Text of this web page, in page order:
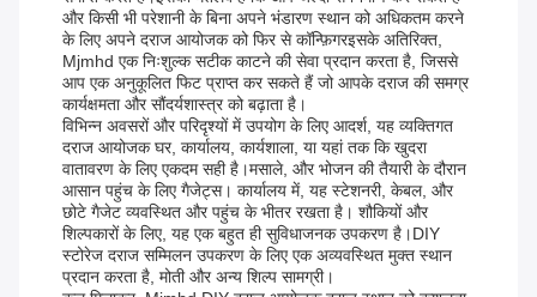
और किसी भी परेशानी के बिना अपने भंडारण स्थान को अधिकतम करने
के लिए अपने दराज आयोजक को फिर से कॉन्फ़िगरइसके अतिरिक्त,
Mjmhd एक निःशुल्क सटीक काटने की सेवा प्रदान करता है, जिससे
आप एक अनुकूलित फिट प्राप्त कर सकते हैं जो आपके दराज की समग्र
कार्यक्षमता और सौंदर्यशास्त्र को बढ़ाता है।
विभिन्न अवसरों और परिदृश्यों में उपयोग के लिए आदर्श, यह व्यक्तिगत
दराज आयोजक घर, कार्यालय, कार्यशाला, या यहां तक कि खुदरा
वातावरण के लिए एकदम सही है।मसाले, और भोजन की तैयारी के दौरान
आसान पहुंच के लिए गैजेट्स। कार्यालय में, यह स्टेशनरी, केबल, और
छोटे गैजेट व्यवस्थित और पहुंच के भीतर रखता है। शौकियों और
शिल्पकारों के लिए, यह एक बहुत ही सुविधाजनक उपकरण है।DIY
स्टोरेज दराज सम्मिलन उपकरण के लिए एक अव्यवस्थित मुक्त स्थान
प्रदान करता है, मोती और अन्य शिल्प सामग्री।